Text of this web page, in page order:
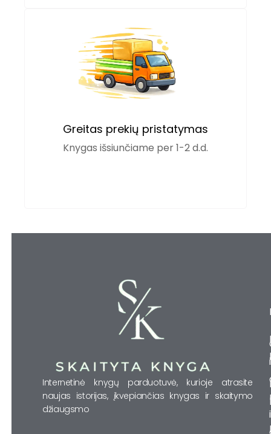
Greitas prekių pristatymas
Knygas išsiunčiame per 1-2 d.d.
Internetinė knygų parduotuvė, kurioje atrasite
naujas istorijas, įkvepiančias knygas ir skaitymo
džiaugsmo